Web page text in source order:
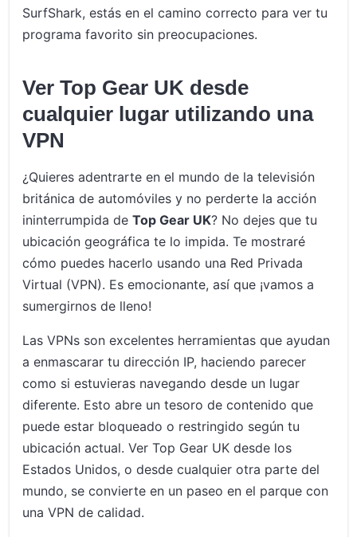
SurfShark, estás en el camino correcto para ver tu
programa favorito sin preocupaciones.
Ver Top Gear UK desde
cualquier lugar utilizando una
VPN
¿Quieres adentrarte en el mundo de la televisión
británica de automóviles y no perderte la acción
ininterrumpida deTop Gear UK? No dejes que tu
ubicación geográfica te lo impida. Te mostraré
cómo puedes hacerlo usando una Red Privada
Virtual (VPN). Es emocionante, así que ¡vamos a
sumergirnos de lleno!
Las VPNs son excelentes herramientas que ayudan
a enmascarar tu dirección IP, haciendo parecer
como si estuvieras navegando desde un lugar
diferente. Esto abre un tesoro de contenido que
puede estar bloqueado o restringido según tu
ubicación actual. Ver Top Gear UK desde los
Estados Unidos, o desde cualquier otra parte del
mundo, se convierte en un paseo en el parque con
una VPN de calidad.